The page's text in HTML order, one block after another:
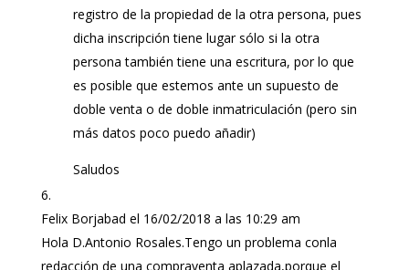
registro de la propiedad de la otra persona, pues
dicha inscripción tiene lugar sólo si la otra
persona también tiene una escritura, por lo que
es posible que estemos ante un supuesto de
doble venta o de doble inmatriculación (pero sin
más datos poco puedo añadir)
Saludos
Felix Borjabad el 16/02/2018 a las 10:29 am
Hola D.Antonio Rosales.Tengo un problema conla
redacción de una compraventa aplazada,porque el